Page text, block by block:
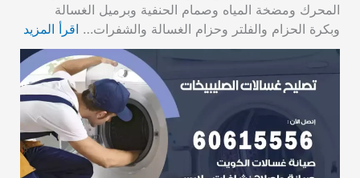
المحرك ومضخة المياه وصمام الحنفية وبرميل الغسالة
وبكرة الحزام والفلتر وحزام الغسالة والشفرات… اقرأ المزيد